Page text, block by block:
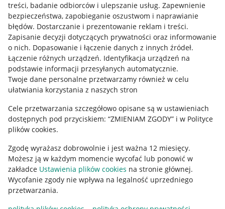
treści, badanie odbiorców i ulepszanie usług. Zapewnienie
bezpieczeństwa, zapobieganie oszustwom i naprawianie
błędów. Dostarczanie i prezentowanie reklam i treści.
Zapisanie decyzji dotyczących prywatności oraz informowanie
o nich. Dopasowanie i łączenie danych z innych źródeł.
Łączenie różnych urządzeń. Identyfikacja urządzeń na
podstawie informacji przesyłanych automatycznie.
Twoje dane personalne przetwarzamy również w celu
ułatwiania korzystania z naszych stron
Cele przetwarzania szczegółowo opisane są w ustawieniach
dostępnych pod przyciskiem: “ZMIENIAM ZGODY” i w Polityce
plików cookies.
Zgodę wyrażasz dobrowolnie i jest ważna 12 miesięcy.
Możesz ją w każdym momencie wycofać lub ponowić w
zakładce Ustawienia plików cookies na stronie głównej.
Wycofanie zgody nie wpływa na legalność uprzedniego
przetwarzania.
Mapa miejscowości
Informacje prawne
Regulamin
Polityka plików "cookies"
Ustawienia plików "cookies"
Udostępnianie lokalizacji
Informacje dla Aktu o Usługach Cyfrowych
Pobierz aplikację